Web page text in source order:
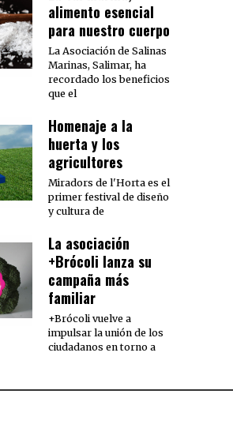
alimento esencial
para nuestro cuerpo
La Asociación de Salinas
Marinas, Salimar, ha
recordado los beneficios
que el
Homenaje a la
huerta y los
agricultores
Miradors de l'Horta es el
primer festival de diseño
y cultura de
La asociación
+Brócoli lanza su
campaña más
familiar
+Brócoli vuelve a
impulsar la unión de los
ciudadanos en torno a